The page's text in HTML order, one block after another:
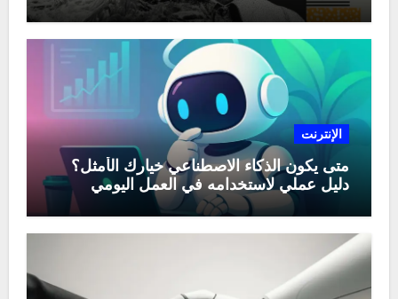
الإنترنت
متى يكون الذكاء الاصطناعي خيارك الأمثل؟
دليل عملي لاستخدامه في العمل اليومي